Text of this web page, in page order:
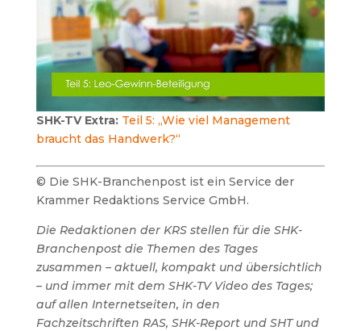
SHK-TV Extra: Teil 5: „Wie viel Management
braucht das Handwerk?“
© Die SHK-Branchenpost ist ein Service der
Krammer Redaktions Service GmbH.
Die Redaktionen der KRS stellen für die SHK-
Branchenpost die Themen des Tages
zusammen – aktuell, kompakt und übersichtlich
– und immer mit dem SHK-TV Video des Tages;
auf allen Internetseiten, in den
Fachzeitschriften RAS, SHK-Report und SHT und